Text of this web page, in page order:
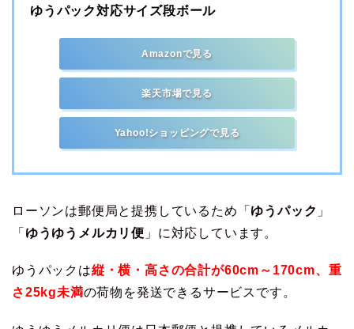
ゆうパック対応サイズ段ボール
Amazonで見る
楽天市場で見る
Yahoo!ショッピングで見る
ローソンは郵便局と提携しているため「 ゆうパック 」
「 ゆうゆうメルカリ便 」に対応しています。
ゆうパックは縦・横・高さの合計が60cm～170cm、重
さ25kg未満の荷物を発送できるサービスです。